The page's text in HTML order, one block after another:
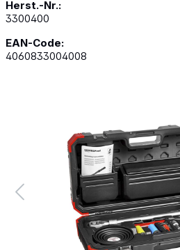
Herst.-Nr.:
3300400
EAN-Code:
4060833004008